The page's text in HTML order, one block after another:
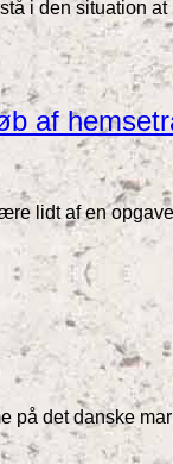
i den situation
af
lidt af en
på det danske